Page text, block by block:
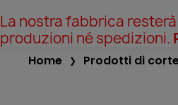
La nostra fabbrica
produzioni né spedizioni.
Home Prodotti di